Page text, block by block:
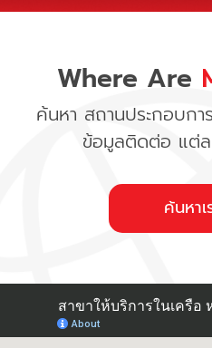
Where Are
ค้นหา สถานประกอบกา
ข้อมูลติดต่อ แต่ล
ค้นหา